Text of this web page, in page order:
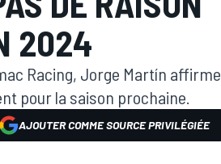
2024
Racing, Jorge Martín affirme
pour la saison prochaine.
AJOUTER COMME SOURCE PRIVILÉGIÉE